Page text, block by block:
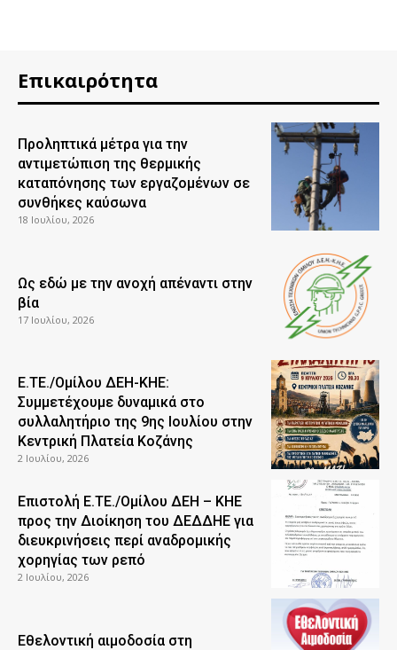
Επικαιρότητα
Προληπτικά μέτρα για την
αντιμετώπιση της θερμικής
καταπόνησης των εργαζομένων σε
συνθήκες καύσωνα
18 Ιουλίου, 2026
Ως εδώ με την ανοχή απέναντι στην
βία
17 Ιουλίου, 2026
Ε.ΤΕ./Ομίλου ΔΕΗ-ΚΗΕ:
Συμμετέχουμε δυναμικά στο
συλλαλητήριο της 9ης Ιουλίου στην
Κεντρική Πλατεία Κοζάνης
2 Ιουλίου, 2026
Επιστολή Ε.ΤΕ./Ομίλου ΔΕΗ – ΚΗΕ
προς την Διοίκηση του ΔΕΔΔΗΕ για
διευκρινήσεις περί αναδρομικής
χορηγίας των ρεπό
2 Ιουλίου, 2026
Εθελοντική αιμοδοσία στη